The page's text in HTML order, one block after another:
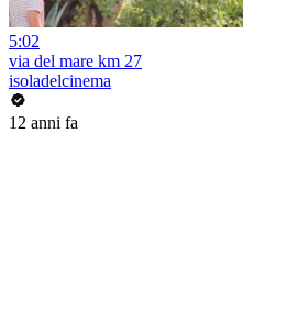
5:02
via del mare km 27
isoladelcinema
12 anni fa